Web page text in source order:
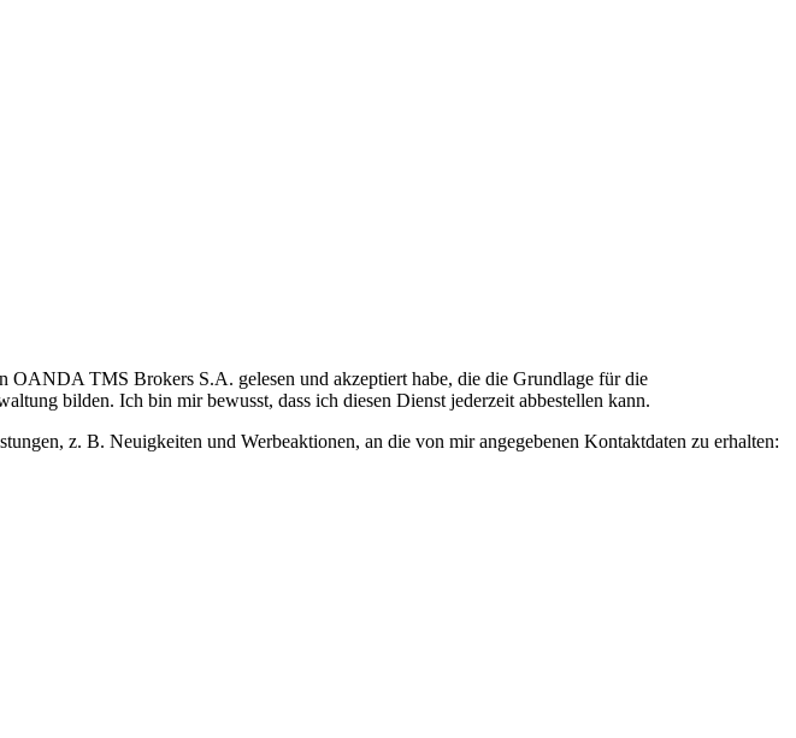
OANDA TMS Brokers S.A. gelesen und akzeptiert habe, die die Grundlage für die
bilden. Ich bin mir bewusst, dass ich diesen Dienst jederzeit abbestellen kann.
z. B. Neuigkeiten und Werbeaktionen, an die von mir angegebenen Kontaktdaten zu erhalten: